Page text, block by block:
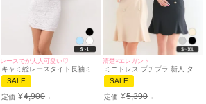
レースでが大人可愛い♡
キャミ総レースタイト長袖ミニ
ドレス(Sサイズ～Lサイズ)(れ
いたぴ/キャバドレス着用)
[myMinette/マイミネット]
SALE
定価 ¥4,900→
清楚×エレガント
ミニドレス プチプラ 新人 タイ
ト オフショル 低身長 胸元隠
し 黒 ベージュ キャバドレス
(れいたぴ・あおぽん着用/S〜
XLサイズ対応) | myMinette/マ
SALE
定価 ¥5,390→